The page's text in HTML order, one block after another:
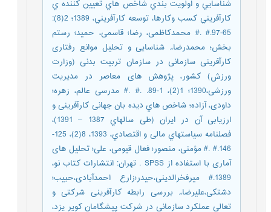
شناسايي و اولويت بندي شاخص هاي تعيين كننده ي
كارآفريني كسب وكارها، توسعه كارآفريني، 1389؛ 2(8):
65-97.# .# محمدکاظمی، رضا؛ قاسمی، حمید؛ رستم
بخش؛ محمدرضا،. شناسایی و تحلیل موانع رفتاری
کارآفرینی سازمانی در سازمان تربیت بدنی (وزارت
ورزش) کشور، پژوهش های معاصر در مدیریت
ورزشی،1390؛ 1(2)، 1-89. .# .# مدرسی عالم، زهره؛
داودی، آزاده؛ شاخص هاي دیده بان جهانی کارآفرینی و
ارزیابی آن در ایران (طی سالهاي 1387 – 1391)،
فصلنامه سیاستهاي مالی و اقتصادي، 1393، 8(2)، 125-
146.# .# مؤمنی، منصور؛ فعال قیومی، علی؛ تحلیل های
آماری با استفاده از SPSS . تهران: انتشارات کتاب نو،
1389.# میرفخرالدینی،حیدر؛زارع احمدآبادی،حبیب؛
دشتکی،علیرضا،. بررسی رابطه کارآفرینی شرکتی و
تعالی عملکرد سازمانی در شرکت پیشگامان کویر یزد،